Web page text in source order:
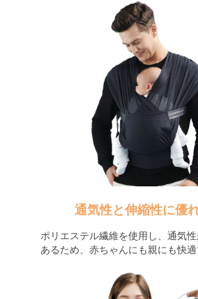
通気性と伸縮性に優
ポリエステル繊維を使用し、通気
あるため、赤ちゃんにも親にも快適